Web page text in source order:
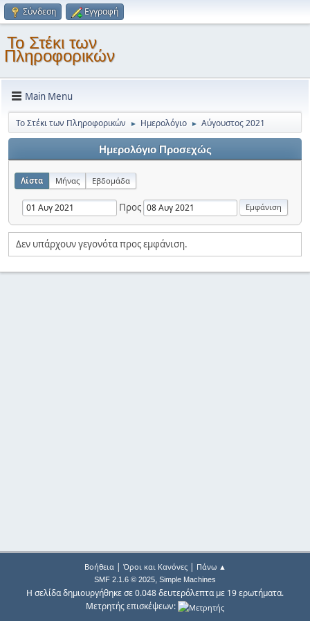
Σύνδεση Εγγραφή
Το Στέκι των
Πληροφορικών
Main Menu
Το Στέκι των Πληροφορικών ► Ημερολόγιο ► Αύγουστος 2021
Ημερολόγιο Προσεχώς
Λίστα Μήνας Εβδομάδα
Προς
Δεν υπάρχουν γεγονότα προς εμφάνιση.
Βοήθεια| Όροι και Κανόνες| Πάνω ▲
SMF 2.1.6 © 2025, Simple Machines
Η σελίδα δημιουργήθηκε σε 0.048 δευτερόλεπτα με 19 ερωτήματα.
Μετρητής επισκέψεων: